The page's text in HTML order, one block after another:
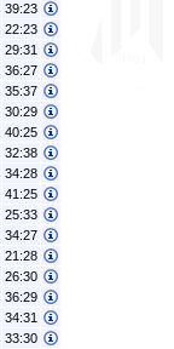
39:23
22:23
29:31
36:27
35:37
30:29
40:25
32:38
34:28
41:25
25:33
34:27
21:28
26:30
36:29
34:31
33:30